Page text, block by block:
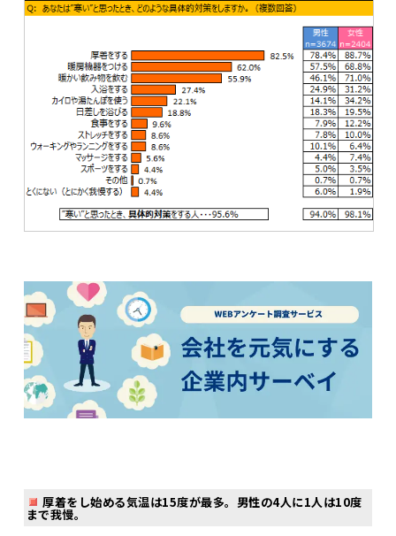
厚着をし始める気温は15度が最多。男性の4人に1人は10度
まで我慢。